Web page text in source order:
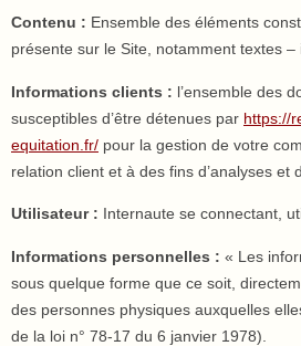
Contenu : Ensemble des éléments
présente sur le Site, notamment textes –
Informations clients : l’ensemble des
susceptibles d’être détenues par https://
equitation.fr/ pour la gestion de votre
relation client et à des fins d’analyses et
Utilisateur : Internaute se connectant,
Informations personnelles : « Les
sous quelque forme que ce soit,
des personnes physiques auxquelles
de la loi n° 78-17 du 6 janvier 1978).